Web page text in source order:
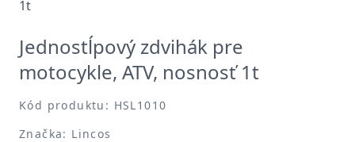
Jednostĺpový zdvihák pre
motocykle, ATV, nosnosť 1t
Kód produktu: HSL1010
Značka: Lincos